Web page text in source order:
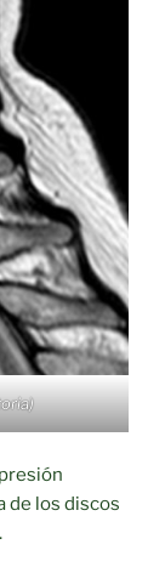
de los discos